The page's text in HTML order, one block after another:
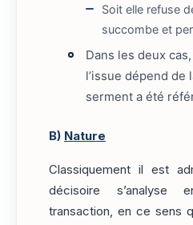
Soit elle refuse
succombe et
Dans les deux
l’issue dépend de
serment a été
B) Nature
Classiquement il est
décisoire
transaction, en ce sens